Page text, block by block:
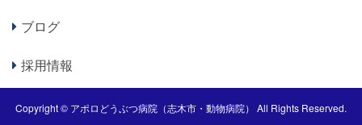
ブログ
採用情報
Copyright © アポロどうぶつ病院（志木市・動物病院） All Rights Reserved.